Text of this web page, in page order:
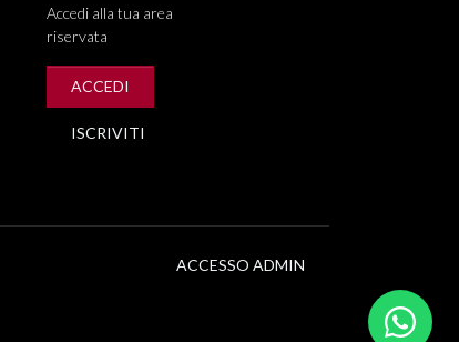
Accedi alla tua area
riservata
ACCEDI
ISCRIVITI
ACCESSO ADMIN